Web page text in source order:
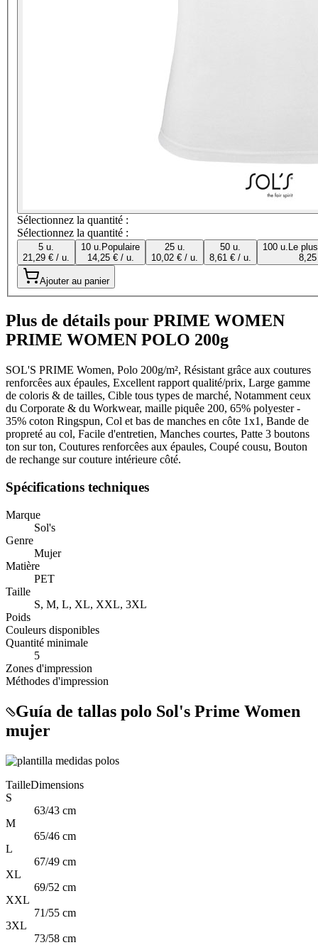
Sélectionnez la quantité :
Sélectionnez la quantité :
5 u.
21,29 € / u.
10 u. Populaire
14,25 € / u.
25 u.
10,02 € / u.
50 u.
8,61 € / u.
100 u. Le
Ajouter au panier
Plus de détails pour PRIME WOMEN
PRIME WOMEN POLO 200g
SOL'S PRIME Women, Polo 200g/m², Résistant grâce aux coutures
renforcêes aux épaules, Excellent rapport qualité/prix, Large gamme
de coloris & de tailles, Cible tous types de marché, Notamment ceux
du Corporate & du Workwear, maille piquêe 200, 65% polyester -
35% coton Ringspun, Col et bas de manches en côte 1x1, Bande de
propreté au col, Facile d'entretien, Manches courtes, Patte 3 boutons
ton sur ton, Coutures renforcêes aux épaules, Coupé cousu, Bouton
de rechange sur couture intérieure côté.
Spécifications techniques
Marque
Sol's
Genre
Mujer
Matière
PET
Taille
S, M, L, XL, XXL, 3XL
Poids
Couleurs disponibles
Quantité minimale
5
Zones d'impression
Méthodes d'impression
Guía de tallas polo Sol's Prime Women
mujer
TailleDimensions
S
63/43 cm
M
65/46 cm
L
67/49 cm
XL
69/52 cm
XXL
71/55 cm
3XL
73/58 cm